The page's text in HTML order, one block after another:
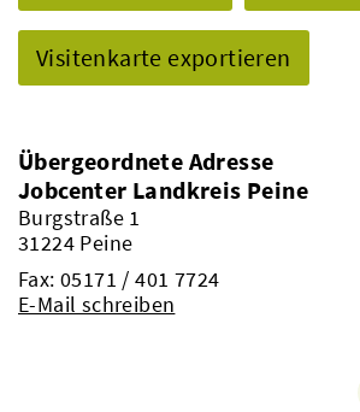
Visitenkarte exportieren
Übergeordnete Adresse
Jobcenter Landkreis Peine
Burgstraße 1
31224 Peine
Fax: 05171 / 401 7724
E-Mail schreiben